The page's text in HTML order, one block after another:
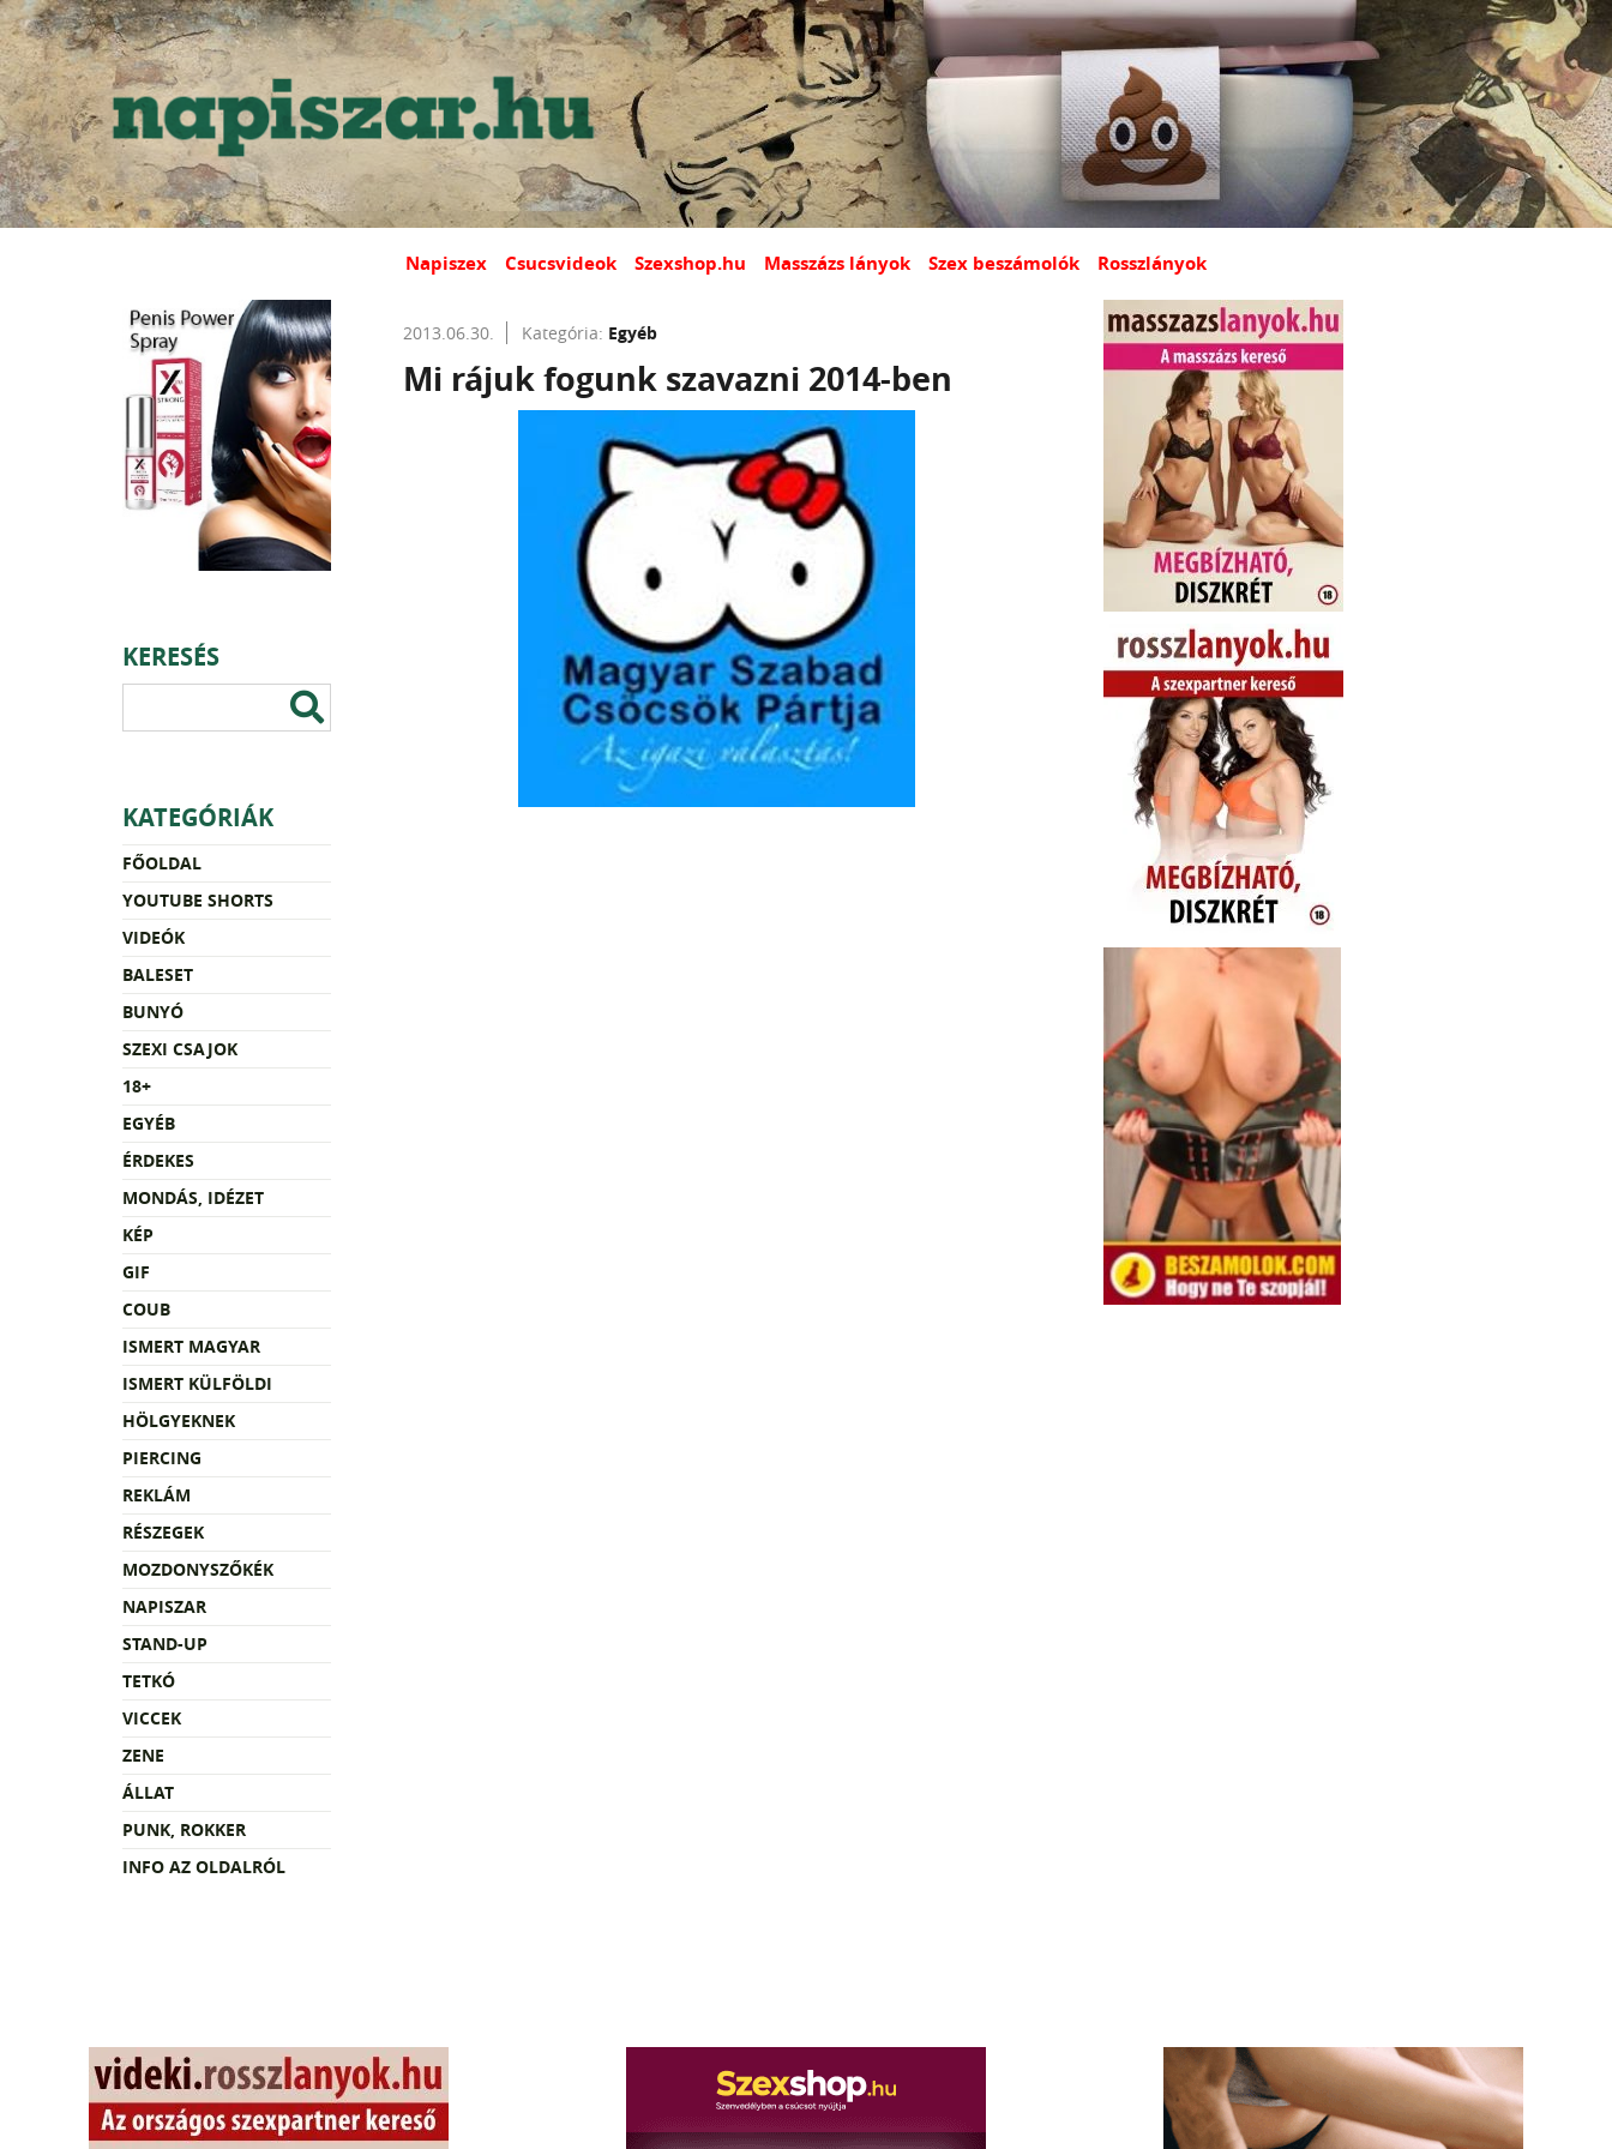
Napiszex Csucsvideok Szexshop.hu Masszázs lányok Szex beszámolók Rosszlányok
KERESÉS
KATEGÓRIÁK
FŐOLDAL
YOUTUBE SHORTS
VIDEÓK
BALESET
BUNYÓ
SZEXI CSAJOK
18+
EGYÉB
ÉRDEKES
MONDÁS, IDÉZET
KÉP
GIF
COUB
ISMERT MAGYAR
ISMERT KÜLFÖLDI
HÖLGYEKNEK
PIERCING
REKLÁM
RÉSZEGEK
MOZDONYSZŐKÉK
NAPISZAR
STAND-UP
TETKÓ
VICCEK
ZENE
ÁLLAT
PUNK, ROKKER
INFO AZ OLDALRÓL
2013.06.30. Kategória: Egyéb
Mi rájuk fogunk szavazni 2014-ben